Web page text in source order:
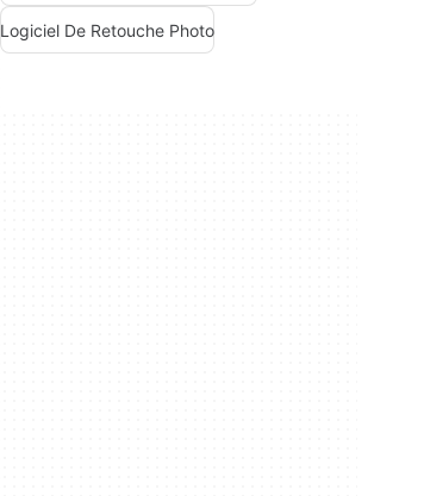
Logiciel De Retouche Photo